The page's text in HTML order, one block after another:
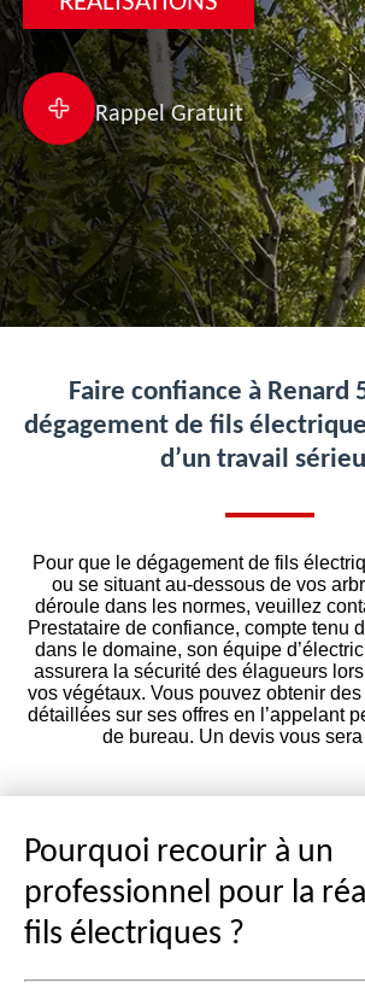
Rappel Gratuit
Faire confiance à Renard
dégagement de fils
d’un travail
Pour que le dégagement de fils
ou se situant au-dessous de vos
déroule dans les normes, veuillez
Prestataire de confiance, compte tenu
dans le domaine, son équipe
assurera la sécurité des élagueurs
vos végétaux. Vous pouvez obtenir
détaillées sur ses offres en l’appelant
de bureau. Un devis vous
Pourquoi recourir à un
professionnel pour la
fils électriques ?